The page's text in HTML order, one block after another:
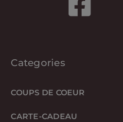
Categories
COUPS DE COEUR
CARTE-CADEAU